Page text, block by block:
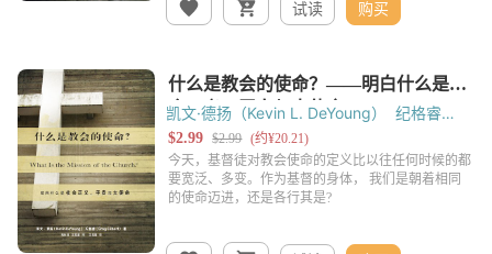
试读 购买
凯文·德扬（Kevin L. DeYoung）
纪格睿
（Greg Gilbert）